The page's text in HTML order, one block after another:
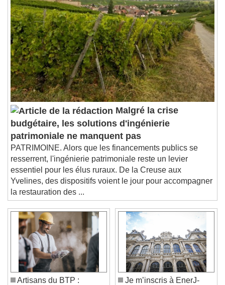
Descriptions
descriptions off, selected
Subtitles
subtitles settings, opens subtitles
settings dialog
subtitles off, selected
Audio Track
Picture-in-Picture
Fullscreen
This is a modal window.
Beginning of dialog window. Escape will cancel
and close the window.
Text
Color Opacity
Text Background
Color Opacity
Caption Area Background
Color Opacity
Font Size
Malgré la crise
budgétaire, les solutions d'ingénierie
patrimoniale ne manquent pas
PATRIMOINE. Alors que les financements publics se
resserrent, l'ingénierie patrimoniale reste un levier
essentiel pour les élus ruraux. De la Creuse aux
Yvelines, des dispositifs voient le jour pour accompagner
la restauration des ...